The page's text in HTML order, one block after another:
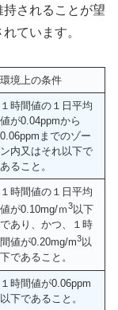
されることが望
ています。
環境上の条件
１時間値の１日平均
値が0.04ppmから
0.06ppmまでのゾー
ン内又はそれ以下で
あること。
１時間値の１日平均
値が0.10mg/ｍ3以下
であり、かつ、１時
間値が0.20mg/m3以
下であること。
１時間値が0.06ppm
以下であること。